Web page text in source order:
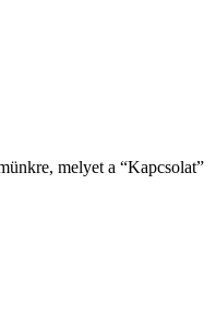
melyet a “Kapcsolat”